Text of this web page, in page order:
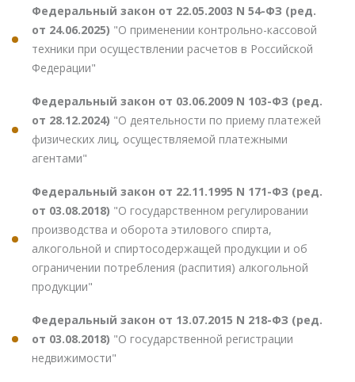
Федеральный закон от 22.05.2003 N 54-ФЗ (ред.
от 24.06.2025) "О применении контрольно-кассовой
техники при осуществлении расчетов в Российской
Федерации"
Федеральный закон от 03.06.2009 N 103-ФЗ (ред.
от 28.12.2024) "О деятельности по приему платежей
физических лиц, осуществляемой платежными
агентами"
Федеральный закон от 22.11.1995 N 171-ФЗ (ред.
от 03.08.2018) "О государственном регулировании
производства и оборота этилового спирта,
алкогольной и спиртосодержащей продукции и об
ограничении потребления (распития) алкогольной
продукции"
Федеральный закон от 13.07.2015 N 218-ФЗ (ред.
от 03.08.2018) "О государственной регистрации
недвижимости"